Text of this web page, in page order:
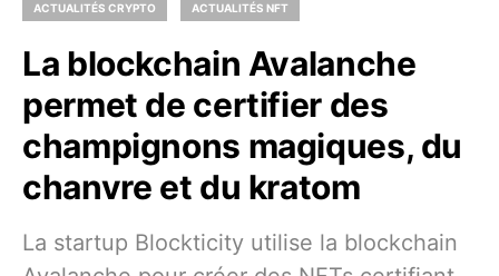
ACTUALITÉS CRYPTO ACTUALITÉS NFT
La blockchain Avalanche
permet de certifier des
champignons magiques, du
chanvre et du kratom
La startup Blockticity utilise la blockchain